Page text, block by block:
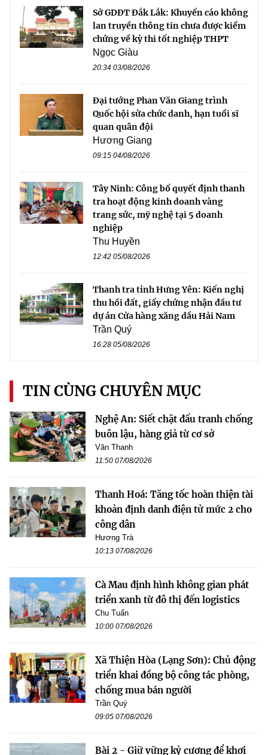
Sở GDĐT Đắk Lắk: Khuyến cáo không
lan truyền thông tin chưa được kiểm
chứng về kỳ thi tốt nghiệp THPT
Ngọc Giàu
20:34 03/08/2026
Đại tướng Phan Văn Giang trình
Quốc hội sửa chức danh, hạn tuổi sĩ
quan quân đội
Hương Giang
09:15 04/08/2026
Tây Ninh: Công bố quyết định thanh
tra hoạt động kinh doanh vàng
trang sức, mỹ nghệ tại 5 doanh
nghiệp
Thu Huyền
12:42 05/08/2026
Thanh tra tỉnh Hưng Yên: Kiến nghị
thu hồi đất, giấy chứng nhận đầu tư
dự án Cửa hàng xăng dầu Hải Nam
Trần Quý
16:28 05/08/2026
TIN CÙNG CHUYÊN MỤC
Nghệ An: Siết chặt đấu tranh chống
buôn lậu, hàng giả từ cơ sở
Văn Thanh
11:50 07/08/2026
Thanh Hoá: Tăng tốc hoàn thiện tài
khoản định danh điện tử mức 2 cho
công dân
Hương Trà
10:13 07/08/2026
Cà Mau định hình không gian phát
triển xanh từ đô thị đến logistics
Chu Tuấn
10:00 07/08/2026
Xã Thiện Hòa (Lạng Sơn): Chủ động
triển khai đồng bộ công tác phòng,
chống mua bán người
Trần Quý
09:05 07/08/2026
Bài 2 - Giữ vững kỷ cương để khơi